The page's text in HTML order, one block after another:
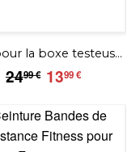
Balle pour la boxe testeuse de réflexe
2499 €24.99
1399 €13.99